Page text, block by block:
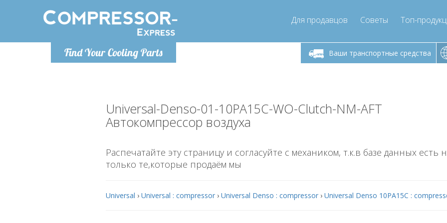
Find Your Cooling Parts
Для продавцов Советы Топ-
Ваши транспортные средства
Понедельник-пятница 9:00Понедельник-пятница 9:00
- 17
info@compressor-express.ru
Universal-Denso-01-10PA15C-WO-Clutch-NM-AFT
Автокомпрессор воздуха
Распечатайте эту страницу и согласуйте с механиком, т.к.в базе данных есть
только те,которые продаём мы
Universal › Universal : compressor › Universal Denso : compressor › Universal Denso 10PA15C :